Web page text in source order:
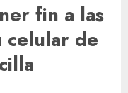
fin a las
celular de